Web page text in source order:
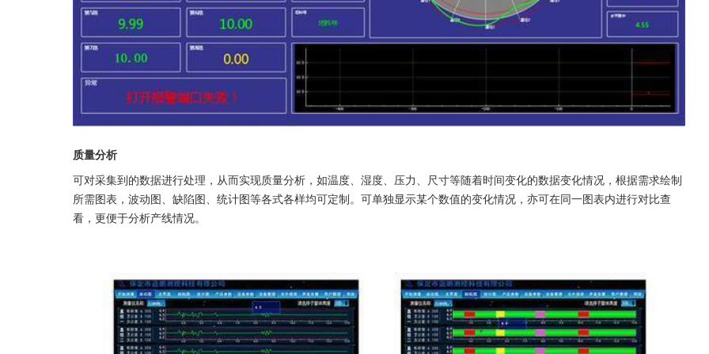
质量分析
可对采集到的数据进行处理，从而实现质量分析，如温度、湿度、压力、尺寸等随着时间变化的数据变化情况，根据需求绘制
所需图表，波动图、缺陷图、统计图等各式各样均可定制。可单独显示某个数值的变化情况，亦可在同一图表内进行对比查
看，更便于分析产线情况。